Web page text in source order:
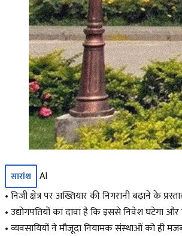
सारांश
AI
• निजी क्षेत्र पर अख्तियार की निगरानी बढ़ाने के
• उद्योगपतियों का दावा है कि इससे निवेश घटेगा
• व्यवसायियों ने मौजूदा नियामक संस्थाओं को ही